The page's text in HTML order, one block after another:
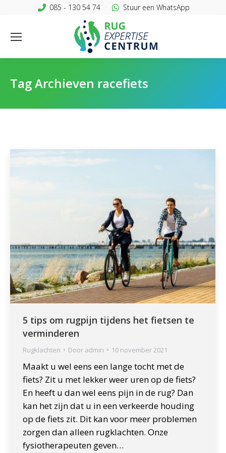
085 - 130 54 74 Stuur een WhatsApp
Tag Archieven racefiets
5 tips om rugpijn tijdens het fietsen te
verminderen
Rugklachten Door admin 10 november 2021
Maakt u wel eens een lange tocht met de
fiets? Zit u met lekker weer uren op de fiets?
En heeft u dan wel eens pijn in de rug? Dan
kan het zijn dat u in een verkeerde houding
op de fiets zit. Dit kan voor meer problemen
zorgen dan alleen rugklachten. Onze
fysiotherapeuten geven…